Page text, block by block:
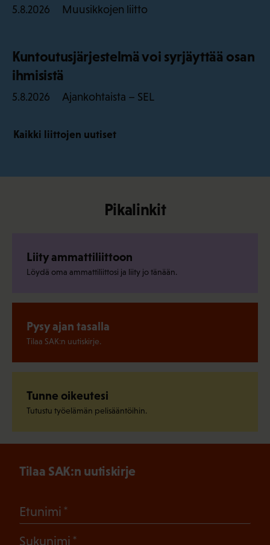
5.8.2026 Muusikkojen liitto
Kuntoutusjärjestelmä voi syrjäyttää osan
ihmisistä
5.8.2026 Ajankohtaista – SEL
Kaikki liittojen uutiset
Pikalinkit
Liity ammattiliittoon
Löydä oma ammattiliittosi ja liity jo tänään.
Pysy ajan tasalla
Tilaa SAK:n uutiskirje.
Tunne oikeutesi
Tutustu työelämän pelisääntöihin.
Tilaa SAK:n uutiskirje
Etunimi
Sukunimi